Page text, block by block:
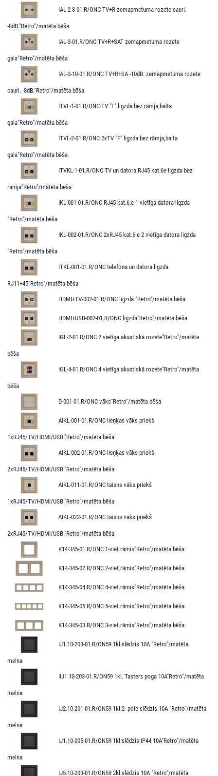
IAL-2-8-01.R/ONC TV+R zemapmetuma rozete cauri.
-8dB."Retro"/matēta bēša
IAL-3-01.R/ONC TV+R+SAT zemapmetuma rozete
gala"Retro"/matēta bēša
IAL-3-10-01.R/ONC TV+R+SA -10dB. zemapmetuma rozete
cauri. -8dB."Retro"/matēta bēša
ITVL-1-01.R/ONC TV "F" ligzda bez rāmja,balta
gala"Retro"/matēta bēša
ITVL-2-01.R/ONC 2xTV "F" ligzda bez rāmja,balta
gala"Retro"/matēta bēša
ITVKL-1-01.R/ONC TV un datora RJ45 kat.6e ligzda bez
rāmja"Retro"/matēta bēša
IKL-001-01.R/ONC RJ45 kat.6.e 1 vietīga datora ligzda
"Retro"/matēta bēša
IKL-002-01.R/ONC 2xRJ45 kat.6.e 2 vietīga datora ligzda
"Retro"/matēta bēša
ITKL-001-01.R/ONC telefona un datora ligzda
RJ11+45"Retro"/matēta bēša
HDMI+TV-002-01.R/ONC ligzda "Retro"/matēta bēša
HDMI+USB-002-01.R/ONC ligzda"Retro"/matēta bēša
IGL-2-01.R/ONC 2 vietīga akustiskā rozete"Retro"/matēta
bēša
IGL-4-01.R/ONC 4 vietīga akustiskā rozete"Retro"/matēta
bēša
D-001-01.R/ONC vāks"Retro"/matēta bēša
AIKL-001-01.R/ONC lieņķas vāks priekš
1xRJ45/TV/HDMI/USB."Retro"/matēta bēša
AIKL-002-01.R/ONC lieņķas vāks priekš
2xRJ45/TV/HDMI/USB."Retro"/matēta bēša
AIKL-011-01.R/ONC taisns vāks priekš
1xRJ45/TV/HDMI/USB."Retro"/matēta bēša
AIKL-022-01.R/ONC taisns vāks priekš
2xRJ45/TV/HDMI/USB."Retro"/matēta bēša
K14-345-01.R/ONC 1-viet.rāmis"Retro"/matēta bēša
K14-345-02.R/ONC 2-viet.rāmis"Retro"/matēta bēša
K14-345-04.R/ONC 4-viet.rāmis"Retro"/matēta bēša
K14-345-05.R/ONC 5-viet.rāmis"Retro"/matēta bēša
K14-345-03.R/ONC 3-viet.rāmis"Retro"/matēta bēša
IJ1.10-203-01.R/ON59 1kl.slēdzis 10A "Retro"/matēta
melna
IIJ1.10-203-01.R/ON59 1kl. Tasters poga 10A"Retro"/matēta
melna
IJ2.10-201-01.R/ON59 1kl.2- pole slēdzis 10A "Retro"/matēta
melna
IJ1.10-005-01.R/ON59 1kl.slēdzis IP44 10A"Retro"/matēta
melna
IJ5.10-203-01.R/ON59 2kl.slēdzis 10A "Retro"/matēta